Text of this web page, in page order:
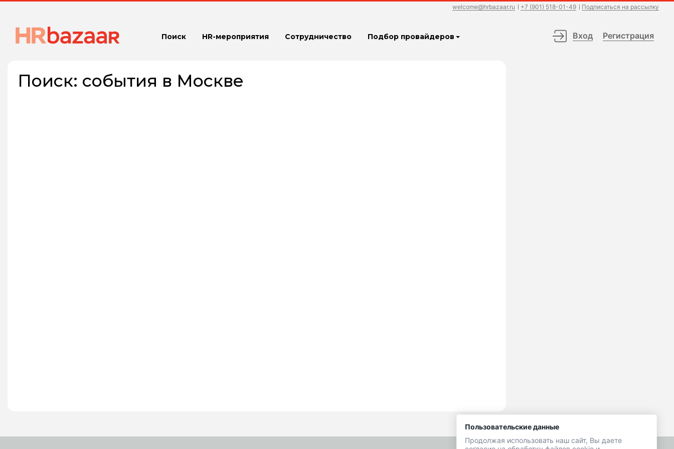
welcome@hrbazaar.ru +7 (901) 518-01-49 Подписаться на рассылку
Поиск HR-мероприятия Сотрудничество Подбор провайдеров Вход Регистрация
Поиск: события в Москве
Пользовательские данные
Продолжая использовать наш сайт, Вы даете